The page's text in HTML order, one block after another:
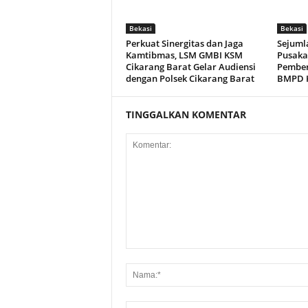
Bekasi
Perkuat Sinergitas dan Jaga
Kamtibmas, LSM GMBI KSM
Cikarang Barat Gelar Audiensi
dengan Polsek Cikarang Barat
Bekasi
BMPD
TINGGALKAN KOMENTAR